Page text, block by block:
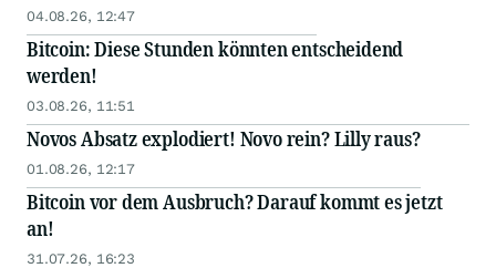
04.08.26, 12:47
Bitcoin: Diese Stunden könnten entscheidend
werden!
03.08.26, 11:51
Novos Absatz explodiert! Novo rein? Lilly raus?
01.08.26, 12:17
Bitcoin vor dem Ausbruch? Darauf kommt es jetzt
an!
31.07.26, 16:23